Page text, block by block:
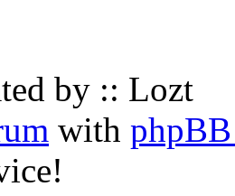
by :: Lozt
with